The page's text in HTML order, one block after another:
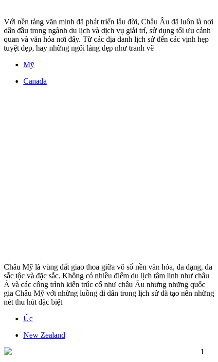
Với nền tảng văn minh đã phát triển lâu đời, Châu Âu đã luôn là nơi
dẫn đầu trong ngành du lịch và dịch vụ giải trí, sử dụng tối ưu cảnh
quan và văn hóa nơi đây. Từ các địa danh lịch sử đến các vịnh hẹp
tuyệt đẹp, hay những ngôi làng đẹp như tranh vẽ
Mỹ
Canada
Châu Mỹ là vùng đất giao thoa giữa vô số nền văn hóa, đa dạng, đa
sắc tộc và đặc sắc. Không có nhiều điểm du lịch tâm linh như châu
Á và các công trình kiến trúc cổ như châu Âu nhưng những quốc
gia Châu Mỹ với những luồng di dân trong lịch sử đã tạo nên những
nét thu hút đặc biệt
Úc
New Zealand